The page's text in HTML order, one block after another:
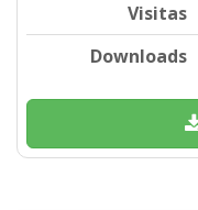
Visitas
Downloads